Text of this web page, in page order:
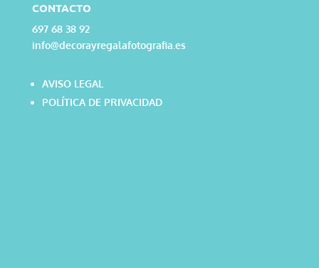
CONTACTO
697 68 38 92
info@decorayregalafotografia.es
AVISO LEGAL
POLÍTICA DE PRIVACIDAD